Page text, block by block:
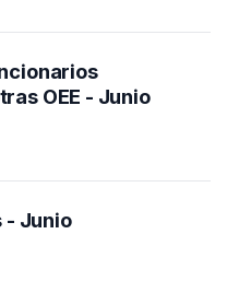
OEE - Junio
- Junio